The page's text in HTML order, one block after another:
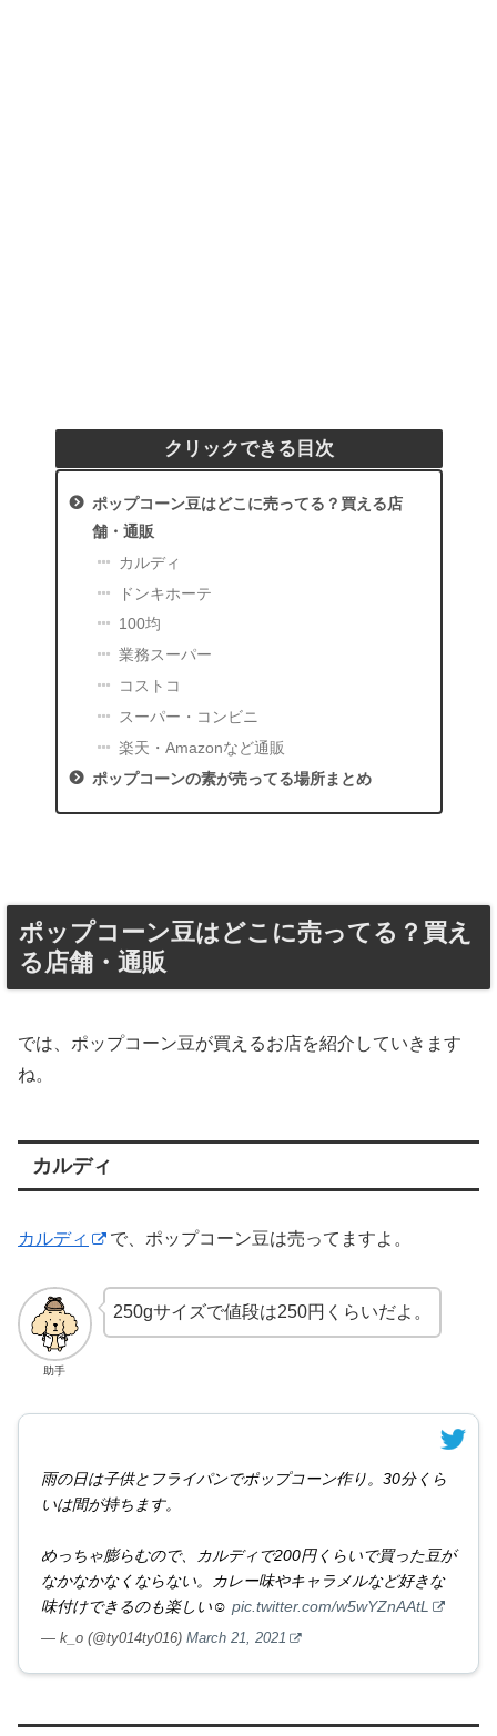
クリックできる目次
ポップコーン豆はどこに売ってる？買える店
舗・通販
カルディ
ドンキホーテ
100均
業務スーパー
コストコ
スーパー・コンビニ
楽天・Amazonなど通販
ポップコーンの素が売ってる場所まとめ
ポップコーン豆はどこに売ってる？買え
る店舗・通販
では、ポップコーン豆が買えるお店を紹介していきます
ね。
カルディ
カルディ で、ポップコーン豆は売ってますよ。
助手
250gサイズで値段は250円くらいだよ。
雨の日は子供とフライパンでポップコーン作り。30分くら
いは間が持ちます。
めっちゃ膨らむので、カルディで200円くらいで買った豆が
なかなかなくならない。カレー味やキャラメルなど好きな
味付けできるのも楽しい☺️ pic.twitter.com/w5wYZnAAtL
— k_o (@ty014ty016) March 21, 2021